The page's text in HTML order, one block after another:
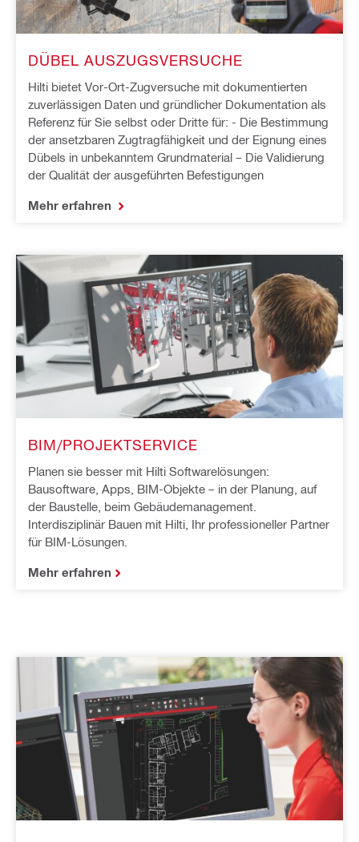
DÜBEL AUSZUGSVERSUCHE
Hilti bietet Vor-Ort-Zugversuche mit dokumentierten
zuverlässigen Daten und gründlicher Dokumentation als
Referenz für Sie selbst oder Dritte für: - Die Bestimmung
der ansetzbaren Zugtragfähigkeit und der Eignung eines
Dübels in unbekanntem Grundmaterial – Die Validierung
der Qualität der ausgeführten Befestigungen
Mehr erfahren
BIM/PROJEKTSERVICE
Planen sie besser mit Hilti Softwarelösungen:
Bausoftware, Apps, BIM-Objekte – in der Planung, auf
der Baustelle, beim Gebäudemanagement.
Interdisziplinär Bauen mit Hilti, Ihr professioneller Partner
für BIM-Lösungen.
Mehr erfahren